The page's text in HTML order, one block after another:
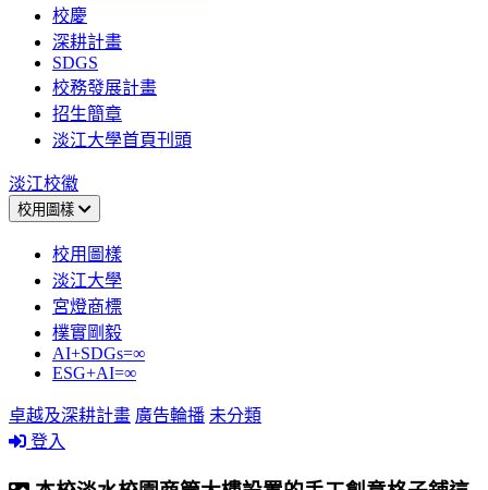
校慶
深耕計畫
SDGS
校務發展計畫
招生簡章
淡江大學首頁刊頭
淡江校徽
校用圖樣
校用圖樣
淡江大學
宮燈商標
樸實剛毅
AI+SDGs=∞
ESG+AI=∞
卓越及深耕計畫 廣告輪播 未分類
登入